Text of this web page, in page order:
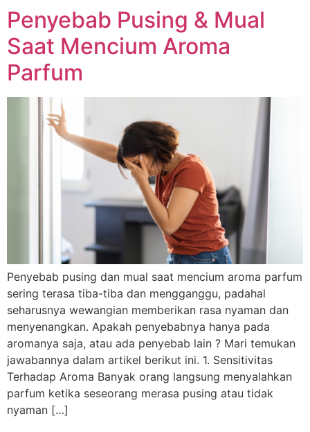
Penyebab Pusing & Mual
Saat Mencium Aroma
Parfum
Penyebab pusing dan mual saat mencium aroma parfum
sering terasa tiba-tiba dan mengganggu, padahal
seharusnya wewangian memberikan rasa nyaman dan
menyenangkan. Apakah penyebabnya hanya pada
aromanya saja, atau ada penyebab lain ? Mari temukan
jawabannya dalam artikel berikut ini. 1. Sensitivitas
Terhadap Aroma Banyak orang langsung menyalahkan
parfum ketika seseorang merasa pusing atau tidak
nyaman […]